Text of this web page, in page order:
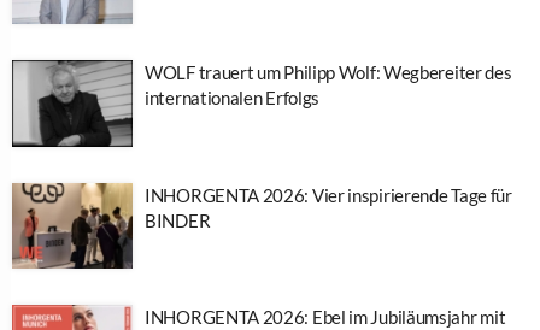
WOLF trauert um Philipp Wolf: Wegbereiter des
internationalen Erfolgs
INHORGENTA 2026: Vier inspirierende Tage für
BINDER
INHORGENTA 2026: Ebel im Jubiläumsjahr mit